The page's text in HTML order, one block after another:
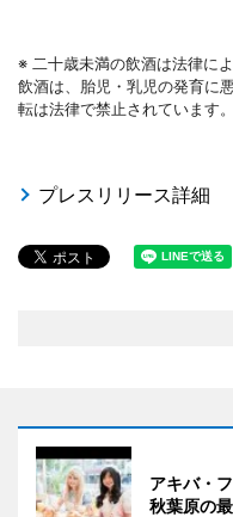
※ 二十歳未満の飲酒は法律に
飲酒は、胎児・乳児の発育に
転は法律で禁止されています。
プレスリリース詳細
アキバ・
秋葉原の